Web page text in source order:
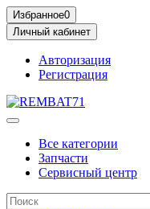
Избранное0
Личный кабинет
Авторизация
Регистрация
Все категории
Запчасти
Сервисный центр